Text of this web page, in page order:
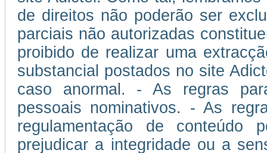
de direitos não poderão ser
parciais não autorizadas
proibido de realizar uma
substancial postados no site
caso anormal. - As regras
pessoais nominativos. - As
regulamentação de conteúdo
prejudicar a integridade ou a